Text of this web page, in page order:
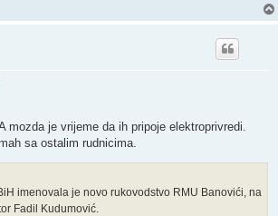
mozda je vrijeme da ih pripoje elektroprivredi.
sa ostalim rudnicima.
imenovala je novo rukovodstvo RMU Banovići, na
Fadil Kudumović.